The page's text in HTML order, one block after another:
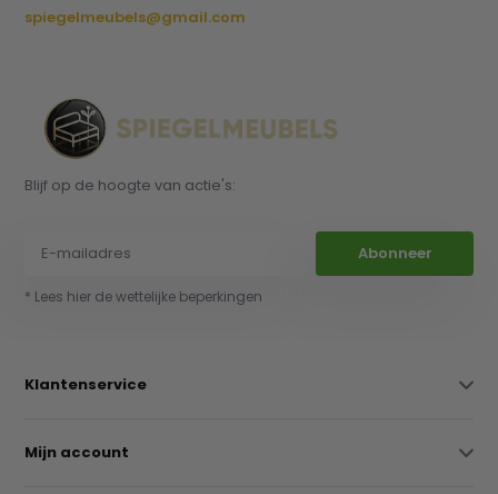
spiegelmeubels@gmail.com
Blijf op de hoogte van actie's:
Abonneer
* Lees hier de wettelijke beperkingen
Klantenservice
Mijn account